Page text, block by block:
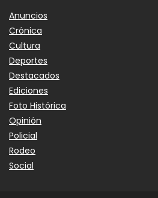
Anuncios
Crónica
Cultura
Deportes
Destacados
Ediciones
Foto Histórica
Opinión
Policial
Rodeo
Social